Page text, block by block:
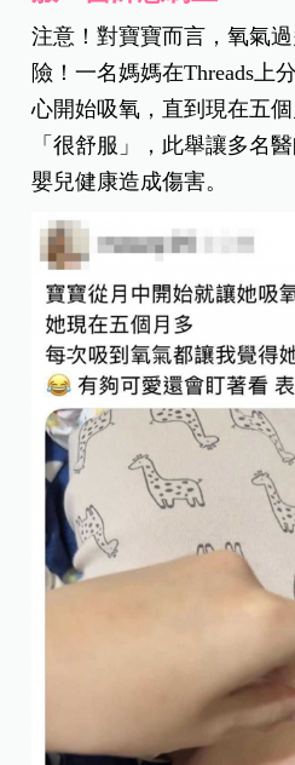
注意！對寶寶而言，氧氣
險！一名媽媽在Threads上
心開始吸氧，直到現在五
「很舒服」，此舉讓多名
嬰兒健康造成傷害。